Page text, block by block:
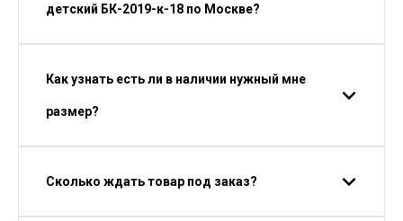
детский БК-2019-к-18 по Москве?
Как узнать есть ли в наличии нужный мне
размер?
Сколько ждать товар под заказ?